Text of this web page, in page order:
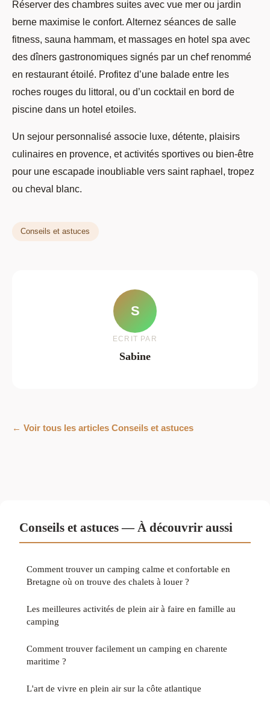
Réserver des chambres suites avec vue mer ou jardin
berne maximise le confort. Alternez séances de salle
fitness, sauna hammam, et massages en hotel spa avec
des dîners gastronomiques signés par un chef renommé
en restaurant étoilé. Profitez d’une balade entre les
roches rouges du littoral, ou d’un cocktail en bord de
piscine dans un hotel etoiles.
Un sejour personnalisé associe luxe, détente, plaisirs
culinaires en provence, et activités sportives ou bien-être
pour une escapade inoubliable vers saint raphael, tropez
ou cheval blanc.
Conseils et astuces
S
ECRIT PAR
Sabine
← Voir tous les articles Conseils et astuces
Conseils et astuces — À découvrir aussi
Comment trouver un camping calme et confortable en
Bretagne où on trouve des chalets à louer ?
Les meilleures activités de plein air à faire en famille au
camping
Comment trouver facilement un camping en charente
maritime ?
L'art de vivre en plein air sur la côte atlantique